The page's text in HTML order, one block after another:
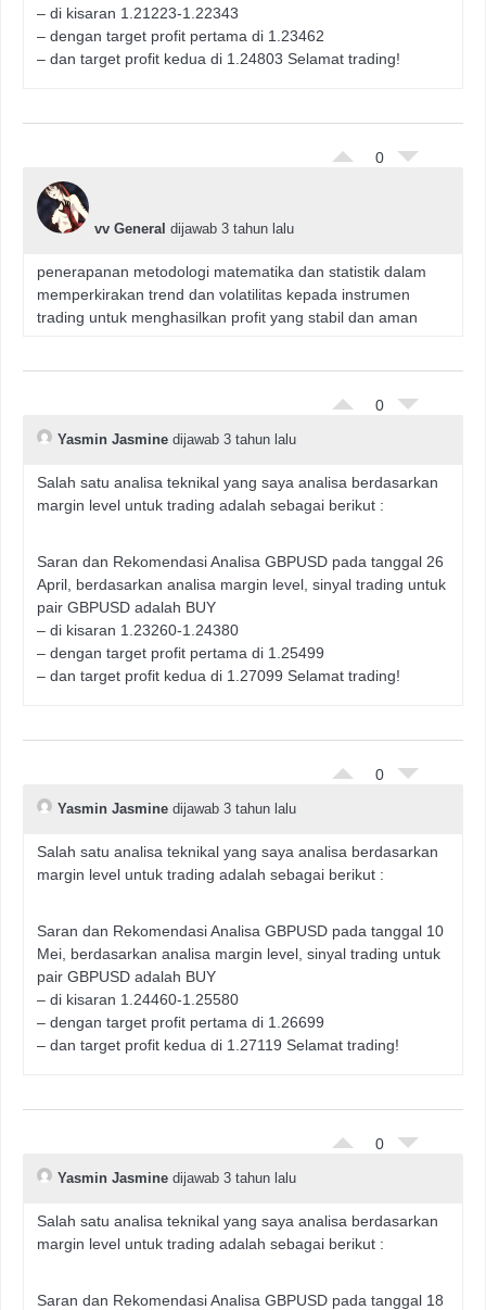
– di kisaran 1.21223-1.22343
– dengan target profit pertama di 1.23462
– dan target profit kedua di 1.24803 Selamat trading!
0
vv General dijawab 3 tahun lalu
penerapanan metodologi matematika dan statistik dalam
memperkirakan trend dan volatilitas kepada instrumen
trading untuk menghasilkan profit yang stabil dan aman
0
Yasmin Jasmine dijawab 3 tahun lalu
Salah satu analisa teknikal yang saya analisa berdasarkan
margin level untuk trading adalah sebagai berikut :
Saran dan Rekomendasi Analisa GBPUSD pada tanggal 26
April, berdasarkan analisa margin level, sinyal trading untuk
pair GBPUSD adalah BUY
– di kisaran 1.23260-1.24380
– dengan target profit pertama di 1.25499
– dan target profit kedua di 1.27099 Selamat trading!
0
Yasmin Jasmine dijawab 3 tahun lalu
Salah satu analisa teknikal yang saya analisa berdasarkan
margin level untuk trading adalah sebagai berikut :
Saran dan Rekomendasi Analisa GBPUSD pada tanggal 10
Mei, berdasarkan analisa margin level, sinyal trading untuk
pair GBPUSD adalah BUY
– di kisaran 1.24460-1.25580
– dengan target profit pertama di 1.26699
– dan target profit kedua di 1.27119 Selamat trading!
0
Yasmin Jasmine dijawab 3 tahun lalu
Salah satu analisa teknikal yang saya analisa berdasarkan
margin level untuk trading adalah sebagai berikut :
Saran dan Rekomendasi Analisa GBPUSD pada tanggal 18